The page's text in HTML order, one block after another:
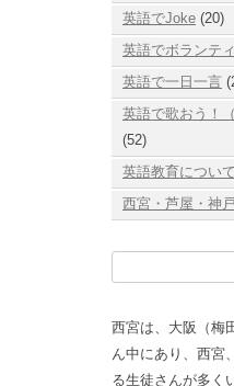
英語でJoke (20)
英語でボランティ
英語で一日一言
英語で歌おう！
(52)
英語教育について
西宮・芦屋・神
西宮は、大阪（梅
ん中にあり、西宮
る生徒さんが多く